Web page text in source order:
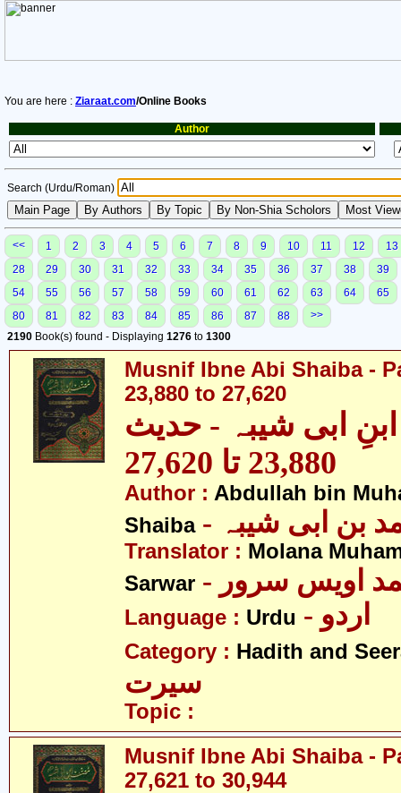
You are here : Ziaraat.com/Online Books
Author
Search (Urdu/Roman)
<< 1 2 3 4 5 6 7 8 9 10 11 12
13
28
29 30 31 32 33 34 35 36 37 38
39
54
55 56 57 58 59 60 61 62 63 64
65
80
81 82 83 84 85 86 87 88
>>
2190 Book(s) found - Displaying 1276 to 1300
Musnif Ibne Abi Shaiba -
23,880 to 27,620
ابی شیبہ - حدیث
23,880 تا 27,620
Author : Abdullah bin
Shaiba
بن ابی شیبہ
Translator : Molana
Sarwar
اویس سرور
Language : Urdu - اردو
Category : Hadith and
سیرت
Topic :
Musnif Ibne Abi Shaiba -
27,621 to 30,944